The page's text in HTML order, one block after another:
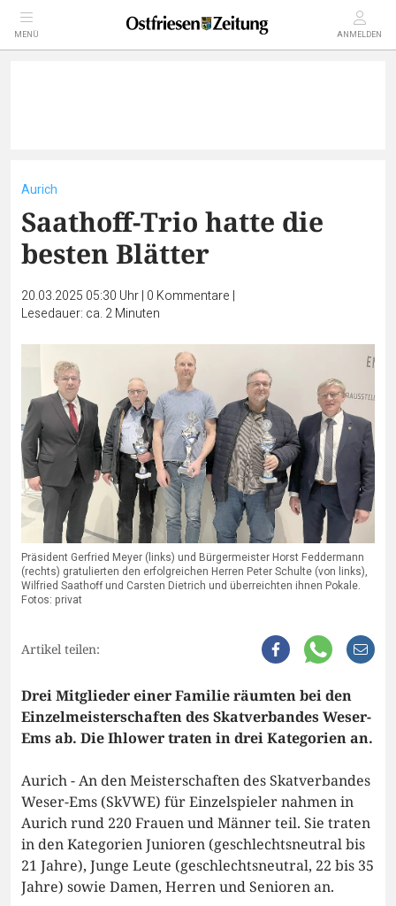
MENÜ ANMELDEN
Aurich
Saathoff-Trio hatte die
besten Blätter
20.03.2025 05:30 Uhr| 0 Kommentare |
Lesedauer: ca. 2 Minuten
Präsident Gerfried Meyer (links) und Bürgermeister Horst Feddermann
(rechts) gratulierten den erfolgreichen Herren Peter Schulte (von links),
Wilfried Saathoff und Carsten Dietrich und überreichten ihnen Pokale.
Fotos: privat
Artikel teilen:
Drei Mitglieder einer Familie räumten bei den
Einzelmeisterschaften des Skatverbandes Weser-
Ems ab. Die Ihlower traten in drei Kategorien an.
Aurich - An den Meisterschaften des Skatverbandes
Weser-Ems (SkVWE) für Einzelspieler nahmen in
Aurich rund 220 Frauen und Männer teil. Sie traten
in den Kategorien Junioren (geschlechtsneutral bis
21 Jahre), Junge Leute (geschlechtsneutral, 22 bis 35
Jahre) sowie Damen, Herren und Senioren an.